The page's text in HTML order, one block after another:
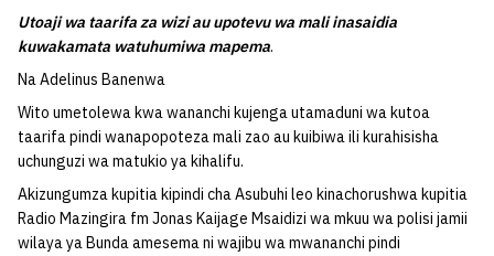
Utoaji wa taarifa za wizi au upotevu wa mali inasaidia
kuwakamata watuhumiwa mapema.
Na Adelinus Banenwa
Wito umetolewa kwa wananchi kujenga utamaduni wa kutoa
taarifa pindi wanapopoteza mali zao au kuibiwa ili kurahisisha
uchunguzi wa matukio ya kihalifu.
Akizungumza kupitia kipindi cha Asubuhi leo kinachorushwa kupitia
Radio Mazingira fm Jonas Kaijage Msaidizi wa mkuu wa polisi jamii
wilaya ya Bunda amesema ni wajibu wa mwananchi pindi